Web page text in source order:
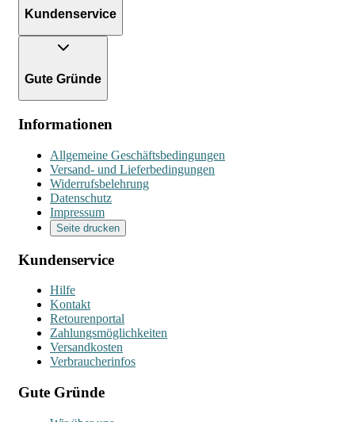
Kundenservice
Gute Gründe
Informationen
Allgemeine Geschäftsbedingungen
Versand- und Lieferbedingungen
Widerrufsbelehrung
Datenschutz
Impressum
Seite drucken
Kundenservice
Hilfe
Kontakt
Retourenportal
Zahlungsmöglichkeiten
Versandkosten
Verbraucherinfos
Gute Gründe